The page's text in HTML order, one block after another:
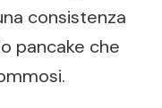
consistenza
pancake che